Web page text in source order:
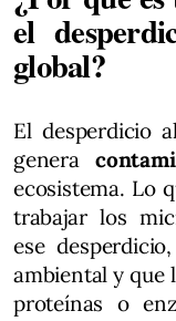
el
global?
El desperdicio
genera
ecosistema. Lo
trabajar los
ese
ambiental y que
proteínas o